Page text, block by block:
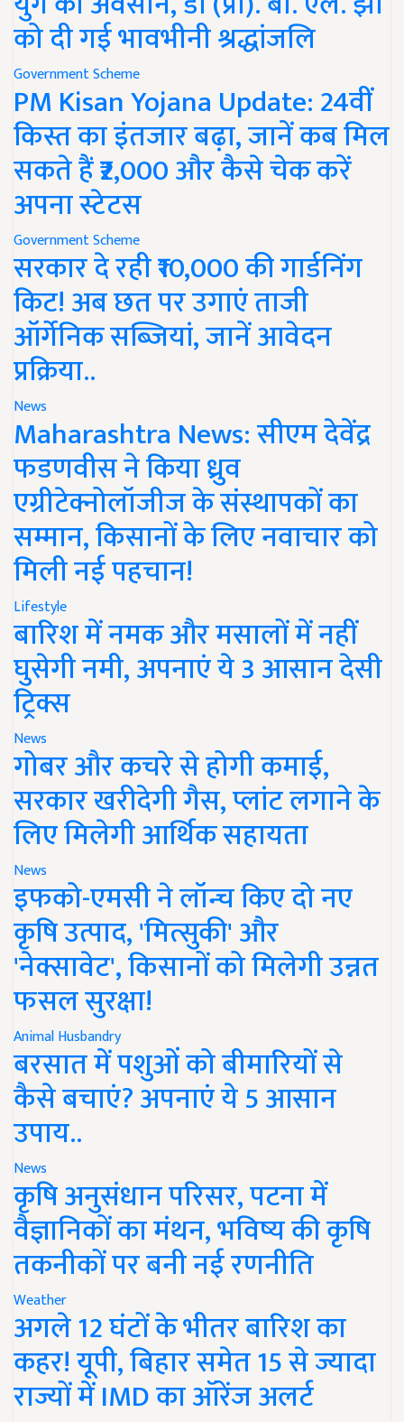
को दी गई भावभीनी श्रद्धांजलि
Government Scheme
PM Kisan Yojana Update: 24वीं
किस्त का इंतजार बढ़ा, जानें कब मिल
सकते हैं ₹2,000 और कैसे चेक करें
अपना स्टेटस
Government Scheme
सरकार दे रही ₹10,000 की गार्डनिंग
किट! अब छत पर उगाएं ताजी
ऑर्गेनिक सब्जियां, जानें आवेदन
प्रक्रिया..
News
Maharashtra News: सीएम देवेंद्र
फडणवीस ने किया ध्रुव
एग्रीटेक्नोलॉजीज के संस्थापकों का
सम्मान, किसानों के लिए नवाचार को
मिली नई पहचान!
Lifestyle
बारिश में नमक और मसालों में नहीं
घुसेगी नमी, अपनाएं ये 3 आसान देसी
ट्रिक्स
News
गोबर और कचरे से होगी कमाई,
सरकार खरीदेगी गैस, प्लांट लगाने के
लिए मिलेगी आर्थिक सहायता
News
इफको-एमसी ने लॉन्च किए दो नए
कृषि उत्पाद, 'मित्सुकी' और
'नेक्सावेट', किसानों को मिलेगी उन्नत
फसल सुरक्षा!
Animal Husbandry
बरसात में पशुओं को बीमारियों से
कैसे बचाएं? अपनाएं ये 5 आसान
उपाय..
News
कृषि अनुसंधान परिसर, पटना में
वैज्ञानिकों का मंथन, भविष्य की कृषि
तकनीकों पर बनी नई रणनीति
Weather
अगले 12 घंटों के भीतर बारिश का
कहर! यूपी, बिहार समेत 15 से ज्यादा
राज्यों में IMD का ऑरेंज अलर्ट